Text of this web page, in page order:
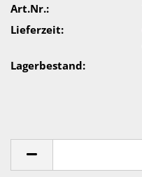
Art.Nr.:
Lieferzeit:
Lagerbestand: